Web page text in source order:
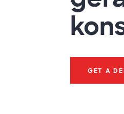
GET A